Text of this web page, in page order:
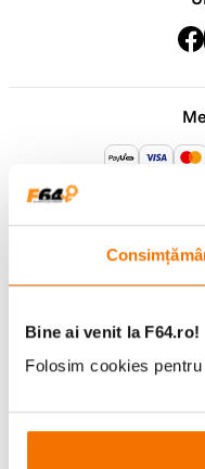
Bine ai venit la F64.ro!
Folosim cookies
Comenzi si suport
+40 21 270 0050
Program de lucru
09:00 - 21:00
Showroom